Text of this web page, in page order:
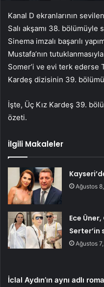
Kanal D ekranlarının
Salı akşamı 38. bölümüyle
Sinema imzalı başarılı
Mustafa’nın
Somer’i ve evi terk ederse
Kardeş dizisinin 39.
İşte, Üç Kız Kardeş 39.
özeti.
İlgili Makaleler
Ağustos
Ece
Serter’in
Ağustos
İclal Aydın’ın aynı adlı